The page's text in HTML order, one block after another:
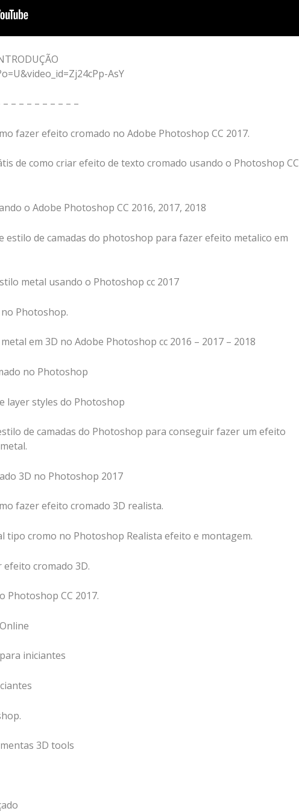
AsY
– – – – – – – – –
fazer efeito cromado no Adobe Photoshop CC 2017.
de como criar efeito de texto cromado usando o Photoshop CC
o Adobe Photoshop CC 2016, 2017, 2018
estilo de camadas do photoshop para fazer efeito metalico em
metal usando o Photoshop cc 2017
Photoshop.
em 3D no Adobe Photoshop cc 2016 – 2017 – 2018
no Photoshop
layer styles do Photoshop
de camadas do Photoshop para conseguir fazer um efeito
3D no Photoshop 2017
fazer efeito cromado 3D realista.
tipo cromo no Photoshop Realista efeito e montagem.
cromado 3D.
Photoshop CC 2017.
para iniciantes
3D tools